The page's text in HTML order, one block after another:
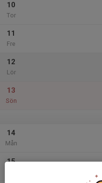
10
Tor
11
Fre
12
Lör
13
Sön
14
Mån
15